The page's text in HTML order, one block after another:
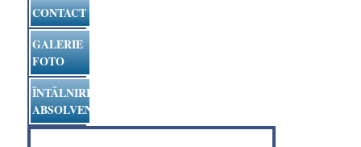
CONTACT
GALERIE
FOTO
ÎNTÂLNIRI
ABSOLVENȚI